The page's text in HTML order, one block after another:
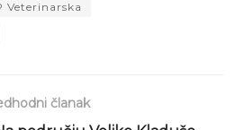
Veterinarska
članak